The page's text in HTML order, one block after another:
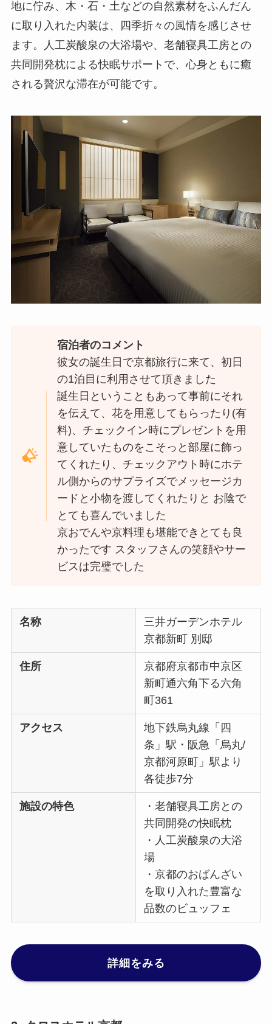
地に佇み、木・石・土などの自然素材をふんだん
に取り入れた内装は、四季折々の風情を感じさせ
ます。人工炭酸泉の大浴場や、老舗寝具工房との
共同開発枕による快眠サポートで、心身ともに癒
される贅沢な滞在が可能です。
宿泊者のコメント
彼女の誕生日で京都旅行に来て、初日
の1泊目に利用させて頂きました
誕生日ということもあって事前にそれ
を伝えて、花を用意してもらったり(有
料)、チェックイン時にプレゼントを用
意していたものをこそっと部屋に飾っ
てくれたり、チェックアウト時にホテ
ル側からのサプライズでメッセージカ
ードと小物を渡してくれたりと お陰で
とても喜んでいました
京おでんや京料理も堪能できとても良
かったです スタッフさんの笑顔やサー
ビスは完璧でした
名称
三井ガーデンホテル
京都新町 別邸
住所
京都府京都市中京区
新町通六角下る六角
町361
アクセス
地下鉄烏丸線「四
条」駅・阪急「烏丸/
京都河原町」駅より
各徒歩7分
施設の特色
・老舗寝具工房との
共同開発の快眠枕
・人工炭酸泉の大浴
場
・京都のおばんざい
を取り入れた豊富な
品数のビュッフェ
詳細をみる